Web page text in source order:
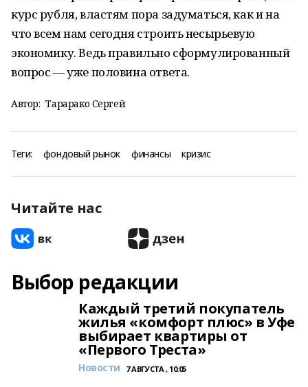
курс рубля, властям пора задуматься, как и на
что всем нам сегодня строить несырьевую
экономику. Ведь правильно сформулированный
вопрос — уже половина ответа.
Автор: Тарарако Сергей
Теги: фондовый рынок финансы кризис
Читайте нас
Выбор редакции
Каждый третий покупатель
жилья «комфорт плюс» в Уфе
выбирает квартиры от
«Первого Треста»
Новости 7 АВГУСТА , 10:05